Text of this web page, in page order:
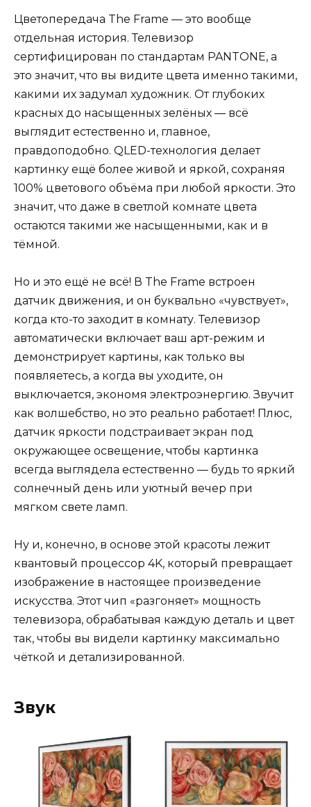
Цветопередача The Frame — это вообще
отдельная история. Телевизор
сертифицирован по стандартам PANTONE, а
это значит, что вы видите цвета именно такими,
какими их задумал художник. От глубоких
красных до насыщенных зелёных — всё
выглядит естественно и, главное,
правдоподобно. QLED-технология делает
картинку ещё более живой и яркой, сохраняя
100% цветового объёма при любой яркости. Это
значит, что даже в светлой комнате цвета
остаются такими же насыщенными, как и в
тёмной.
Но и это ещё не всё! В The Frame встроен
датчик движения, и он буквально «чувствует»,
когда кто-то заходит в комнату. Телевизор
автоматически включает ваш арт-режим и
демонстрирует картины, как только вы
появляетесь, а когда вы уходите, он
выключается, экономя электроэнергию. Звучит
как волшебство, но это реально работает! Плюс,
датчик яркости подстраивает экран под
окружающее освещение, чтобы картинка
всегда выглядела естественно — будь то яркий
солнечный день или уютный вечер при
мягком свете ламп.
Ну и, конечно, в основе этой красоты лежит
квантовый процессор 4K, который превращает
изображение в настоящее произведение
искусства. Этот чип «разгоняет» мощность
телевизора, обрабатывая каждую деталь и цвет
так, чтобы вы видели картинку максимально
чёткой и детализированной.
Звук